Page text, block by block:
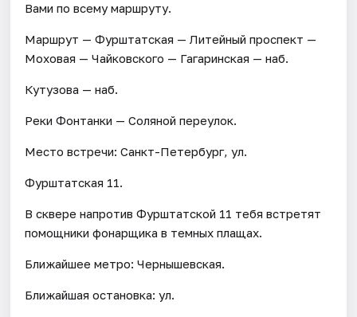
Вами по всему маршруту.
Маршрут — Фурштатская — Литейный проспект —
Моховая — Чайковского — Гагаринская — наб.
Кутузова — наб.
Реки Фонтанки — Соляной переулок.
Место встречи: Санкт-Петербург, ул.
Фурштатская 11.
В сквере напротив Фурштатской 11 тебя встретят
помощники фонарщика в темных плащах.
Ближайшее метро: Чернышевская.
Ближайшая остановка: ул.